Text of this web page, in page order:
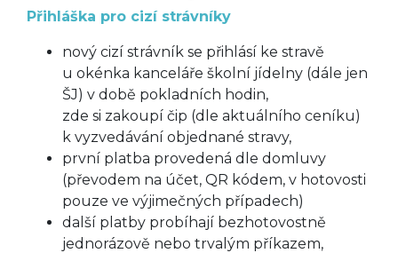
Přihláška pro cizí strávníky
nový cizí strávník se přihlásí ke stravě
u okénka kanceláře školní jídelny (dále jen
ŠJ) v době pokladních hodin,
zde si zakoupí čip (dle aktuálního ceníku)
k vyzvedávání objednané stravy,
první platba provedená dle domluvy
(převodem na účet, QR kódem, v hotovosti
pouze ve výjimečných případech)
další platby probíhají bezhotovostně
jednorázově nebo trvalým příkazem,